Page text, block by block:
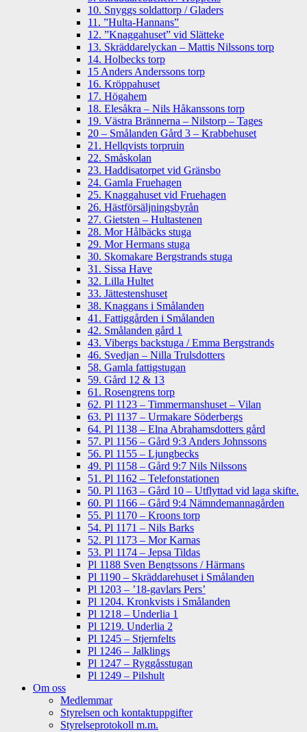
10. Snyggs soldattorp / Gladers
11. ”Hulta-Hannans”
12. ”Knaggahuset” vid Slätteke
13. Skräddarelyckan – Mattis Nilssons torp
14. Holbecks torp
15 Anders Anderssons torp
16. Kröppahuset
17. Högahem
18. Elesåkra – Nils Håkanssons torp
19. Västra Brännerna – Nilstorp – Tages
20 – Smålanden Gård 3 – Krabbehuset
21. Hellqvists torpruin
22. Småskolan
23. Haddisatorpet vid Gränsbo
24. Gamla Fruehagen
25. Knaggahuset vid Fruehagen
26. Hästförsäljningsbyrån
27. Gietsten – Hultastenen
28. Mor Hålbäcks stuga
29. Mor Hermans stuga
30. Skomakare Bergstrands stuga
31. Sissa Have
32. Lilla Hultet
33. Jättestenshuset
38. Knaggans i Smålanden
41. Fattiggården i Smålanden
42. Smålanden gård 1
43. Vibergs backstuga / Emma Bergstrands
46. Svedjan – Nilla Trulsdotters
58. Gamla fattigstugan
59. Gård 12 & 13
61. Rosengrens torp
62. Pl 1123 – Timmermanshuset – Vilan
63. Pl 1137 – Urmakare Söderbergs
64. Pl 1138 – Elna Abrahamsdotters gård
57. Pl 1156 – Gård 9:3 Anders Johnssons
56. Pl 1155 – Ljungbecks
49. Pl 1158 – Gård 9:7 Nils Nilssons
51. Pl 1162 – Telefonstationen
50. Pl 1163 – Gård 10 – Utflyttad vid laga skifte.
60. Pl 1166 – Gård 9:4 Nämndemannagården
55. Pl 1170 – Kroons torp
54. Pl 1171 – Nils Barks
52. Pl 1173 – Mor Karnas
53. Pl 1174 – Jepsa Tildas
Pl 1188 Sven Bengtssons / Härmans
Pl 1190 – Skräddarehuset i Smålanden
Pl 1203 – ’18-gavlars Pers’
Pl 1204. Kronkvists i Smålanden
Pl 1218 – Underlia 1
Pl 1219. Underlia 2
Pl 1245 – Stjernfelts
Pl 1246 – Jalklings
Pl 1247 – Ryggåsstugan
Pl 1249 – Pilshult
Om oss
Medlemmar
Styrelsen och kontaktuppgifter
Styrelseprotokoll m.m.